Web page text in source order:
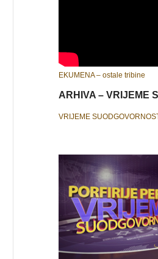
EKUMENA – ostale tribine
ARHIVA – VRIJEME
VRIJEME